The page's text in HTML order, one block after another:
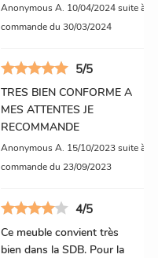
Anonymous A. 10/04/2024suite à une
commande du 30/03/2024
5/5
TRES BIEN CONFORME A
MES ATTENTES JE
RECOMMANDE
Anonymous A. 15/10/2023suite à une
commande du 23/09/2023
4/5
Ce meuble convient très
bien dans la SDB. Pour la